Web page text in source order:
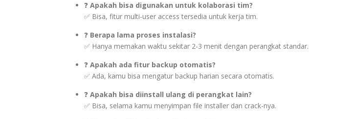
❓ Apakah bisa digunakan untuk kolaborasi tim?
✅ Bisa, fitur multi-user access tersedia untuk kerja tim.
❓ Berapa lama proses instalasi?
✅ Hanya memakan waktu sekitar 2-3 menit dengan perangkat standar.
❓ Apakah ada fitur backup otomatis?
✅ Ada, kamu bisa mengatur backup harian secara otomatis.
❓ Apakah bisa diinstall ulang di perangkat lain?
✅ Bisa, selama kamu menyimpan file installer dan crack-nya.